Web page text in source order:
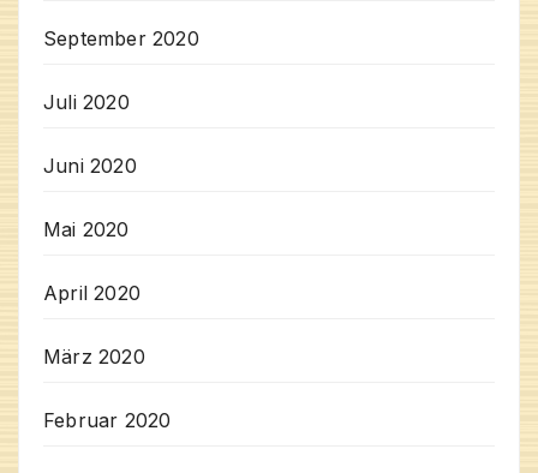
September 2020
Juli 2020
Juni 2020
Mai 2020
April 2020
März 2020
Februar 2020